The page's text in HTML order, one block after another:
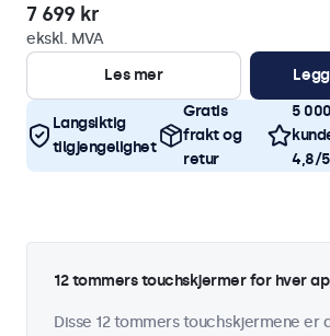
7 699 kr
ekskl. MVA
Les mer
Langsiktig
tilgjengelighet
Gratis
frakt og
retur
5
4,8/
12 tommers touchskjermer for hver
Disse 12 tommers touchskjermene er